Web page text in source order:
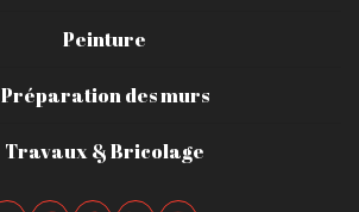
Peinture
Préparation des murs
Travaux & Bricolage